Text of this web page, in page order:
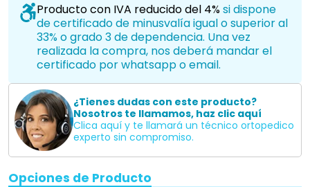
Producto con IVA reducido del 4%si dispone
de certificado de minusvalía igual o superior al
33% o grado 3 de dependencia. Una vez
realizada la compra, nos deberá mandar el
certificado por whatsapp o email.
¿Tienes dudas con este producto?
Nosotros te llamamos, haz clic aquí
Clica aquí y te llamará un técnico ortopedico
experto sin compromiso.
Opciones de Producto